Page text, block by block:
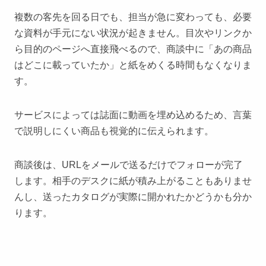
複数の客先を回る日でも、担当が急に変わっても、必要
な資料が手元にない状況が起きません。目次やリンクか
ら目的のページへ直接飛べるので、商談中に「あの商品
はどこに載っていたか」と紙をめくる時間もなくなりま
す。
サービスによっては誌面に動画を埋め込めるため、言葉
で説明しにくい商品も視覚的に伝えられます。
商談後は、URLをメールで送るだけでフォローが完了
します。相手のデスクに紙が積み上がることもありませ
んし、 送ったカタログが実際に開かれたかどうかも分か
ります。